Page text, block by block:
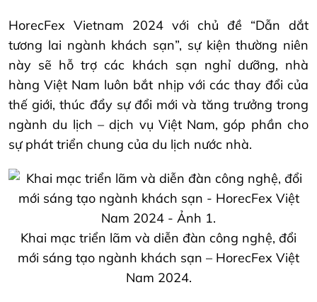
HorecFex Vietnam 2024 với chủ đề “Dẫn dắt
tương lai ngành khách sạn”, sự kiện thường niên
này sẽ hỗ trợ các khách sạn nghỉ dưỡng, nhà
hàng Việt Nam luôn bắt nhịp với các thay đổi của
thế giới, thúc đẩy sự đổi mới và tăng trưởng trong
ngành du lịch – dịch vụ Việt Nam, góp phần cho
sự phát triển chung của du lịch nước nhà.
Khai mạc triển lãm và diễn đàn công nghệ, đổi
mới sáng tạo ngành khách sạn – HorecFex Việt
Nam 2024.